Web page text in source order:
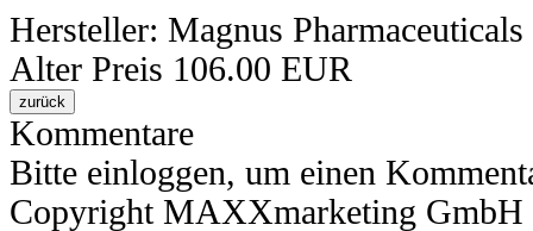
Hersteller: Magnus Pharmaceuticals
Alter Preis 106.00 EUR
Kommentare
Bitte einloggen, um einen
Copyright MAXXmarketing GmbH